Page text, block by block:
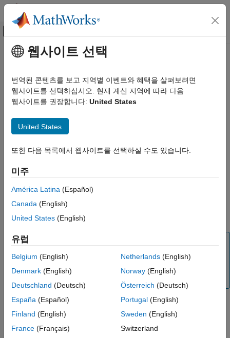
콘텐츠로 바로 가기
오프캔버스 탐색 메뉴 토글
문서 홈
Wavelet Toolbox
이산 다중분해능 분석
이 페이지 내용
설명
예제
입력 인수
참고 문헌
버전 내역
참고 항목
주요 콘텐츠
swt
이산 정상 웨이블릿 변환 1차원
구문
swc = swt(x,n,wname)
[swa,swd] = swt(
설명
swc= swt(x,n,
신호x의 정상 웨이블릿 분해를 반환합니다.
swt는 주기적 확장을 사용하여 정의됩니다. 각 레벨에서
계산된 근사 계수 및 세부성분 계수의 길이는 신호의
길이와 같습니다.
예제
웹사이트 선택
번역된 콘텐츠를 보고 지역별 이벤트와 혜택을 살펴보려면
웹사이트를 선택하십시오. 현재 계신 지역에 따라 다음
웹사이트를 권장합니다: United States
United States
또한 다음 목록에서 웹사이트를 선택하실 수도 있습니다.
미주
América Latina (Español)
Canada (English)
United States (English)
유럽
Belgium (English)
Denmark (English)
Deutschland (Deutsch)
España (Español)
Finland (English)
France (Français)
Netherlands(English)
Norway(English)
Österreich (Deutsch)
Portugal(English)
Sweden (English)
Switzerland